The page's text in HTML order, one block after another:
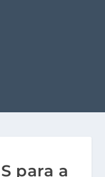
para a